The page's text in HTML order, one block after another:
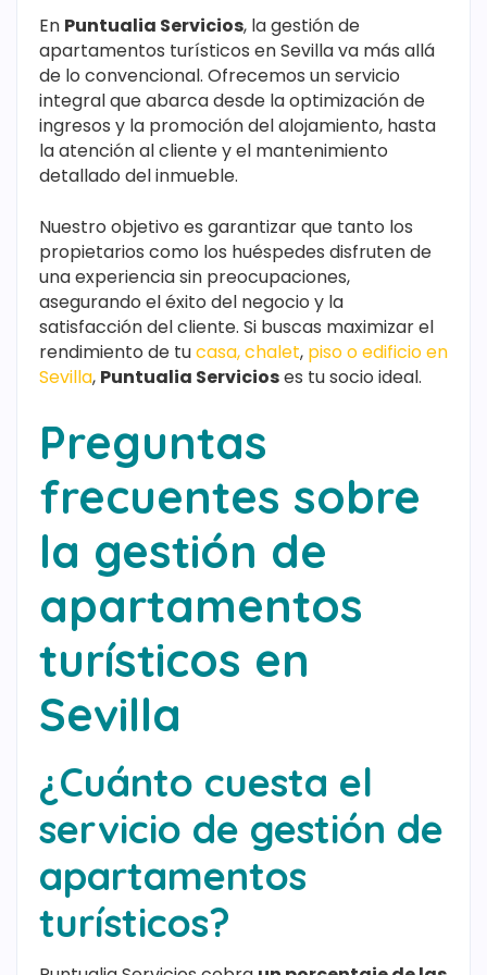
En Puntualia Servicios, la gestión de
apartamentos turísticos en Sevilla va más allá
de lo convencional. Ofrecemos un servicio
integral que abarca desde la optimización de
ingresos y la promoción del alojamiento, hasta
la atención al cliente y el mantenimiento
detallado del inmueble.
Nuestro objetivo es garantizar que tanto los
propietarios como los huéspedes disfruten de
una experiencia sin preocupaciones,
asegurando el éxito del negocio y la
satisfacción del cliente. Si buscas maximizar el
rendimiento de tucasa, chalet, piso o edificio en
Sevilla, Puntualia Servicioses tu socio ideal.
Preguntas
frecuentes sobre
la gestión de
apartamentos
turísticos en
Sevilla
¿Cuánto cuesta el
servicio de gestión de
apartamentos
turísticos?